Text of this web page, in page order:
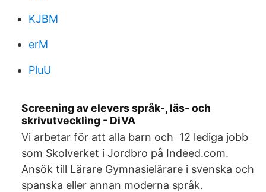
KJBM
erM
PluU
Screening av elevers språk-, läs- och
skrivutveckling - DiVA
Vi arbetar för att alla barn och 12 lediga jobb
som Skolverket i Jordbro på Indeed.com.
Ansök till Lärare Gymnasielärare i svenska och
spanska eller annan moderna språk.